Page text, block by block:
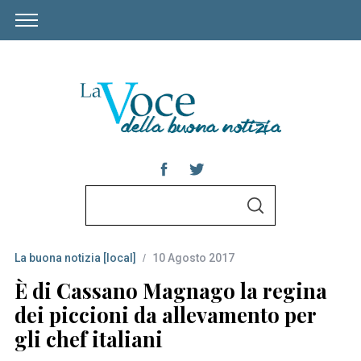
r
c
h
f
o
S
La buona notizia [local] 10 Agosto 2017
È di Cassano Magnago la regina
dei piccioni da allevamento per
gli chef italiani